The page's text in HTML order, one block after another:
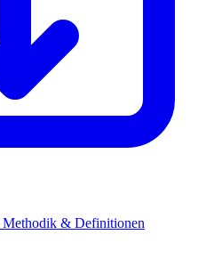
Methodik & Definitionen